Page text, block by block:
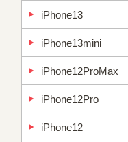
iPhone13
iPhone13mini
iPhone12ProMax
iPhone12Pro
iPhone12